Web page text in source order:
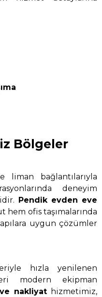
Bölgeler
liman bağlantılarıyla
deneyim
Pendik evden eve
ofis taşımalarında
uygun çözümler
hızla yenilenen
modern ekipman
nakliyathizmetimiz,